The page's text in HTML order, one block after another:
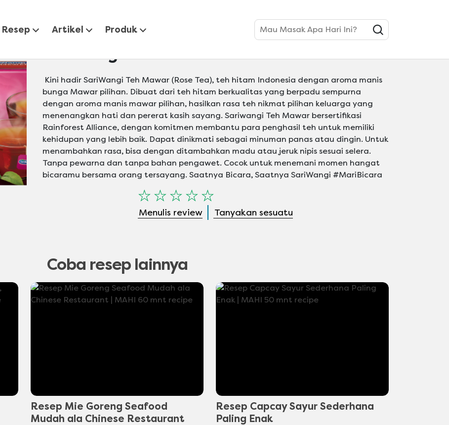
Resep Artikel Produk Mau Masak Apa Hari Ini?
SariWangi Teh Mawar
Kini hadir SariWangi Teh Mawar (Rose Tea), teh hitam Indonesia dengan aroma manis
bunga Mawar pilihan. Dibuat dari teh hitam berkualitas yang berpadu sempurna
dengan aroma manis mawar pilihan, hasilkan rasa teh nikmat pilihan keluarga yang
menenangkan hati dan pererat kasih sayang. Sariwangi Teh Mawar bersertifikasi
Rainforest Alliance, dengan komitmen membantu para penghasil teh untuk memiliki
kehidupan yang lebih baik. Dapat dinikmati sebagai minuman panas atau dingin. Untuk
menambahkan rasa, bisa dengan ditambahkan madu atau jeruk nipis sesuai selera.
Tanpa pewarna dan tanpa bahan pengawet. Cocok untuk menemani momen hangat
bicaramu bersama orang tersayang. Saatnya Bicara, Saatnya SariWangi #MariBicara
Tidak
ada
peringkat
ini
Menulis review Tanyakan sesuatu
Coba resep lainnya
Resep Mie Goreng Seafood
Mudah ala Chinese Restaurant
Resep Capcay Sayur Sederhana
Paling Enak